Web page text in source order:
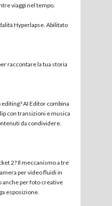
viaggi nel tempo.
Hyperlapse. Abilitato
raccontare la tua storia
AI Editor combina
con transizioni e musica
da condividere.
2? Il meccanismo a tre
per video fluidi in
per foto creative
esposizione.